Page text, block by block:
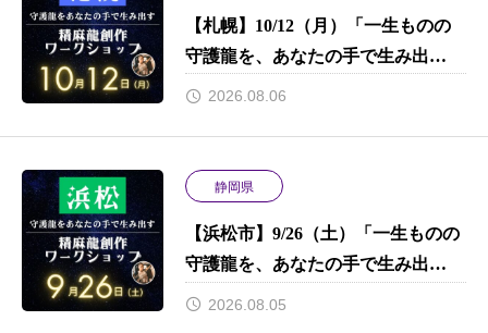
【札幌】10/12（月）「一生ものの
守護龍を、あなたの手で生み出
す。」 初心者でもプロ並みのクオ
2026.08.06
静岡県
【浜松市】9/26（土）「一生ものの
守護龍を、あなたの手で生み出
す。」 初心者でもプロ並みのクオ
2026.08.05